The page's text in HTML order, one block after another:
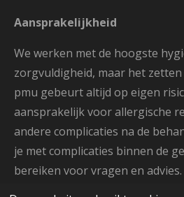
Aansprakelijkheid
We werken met de hoogste
zorgvuldigheid, maar het
pmu gebeurt altijd op eigen
aansprakelijk voor allergische
andere complicaties na de
je met complicaties binnen de
bereiken voor vragen en advies.